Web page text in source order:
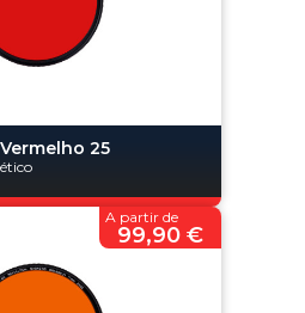
25
A partir de
99,90 €